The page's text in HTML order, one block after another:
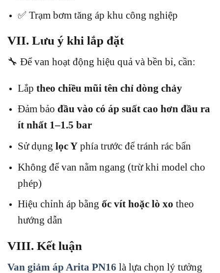
✅ Trạm bơm tăng áp khu công nghiệp
VII. Lưu ý khi lắp đặt
🔧 Để van hoạt động hiệu quả và bền bỉ, cần:
Lắp theo chiều mũi tên chỉ dòng chảy
Đảm bảo đầu vào có áp suất cao hơn đầu ra
ít nhất 1–1.5 bar
Sử dụng lọc Yphía trước để tránh rác bẩn
Không để van nằm ngang (trừ khi model cho
phép)
Hiệu chỉnh áp bằng ốc vít hoặc lò xo theo
hướng dẫn
VIII. Kết luận
Van giảm áp Arita PN16 là lựa chọn lý tưởng